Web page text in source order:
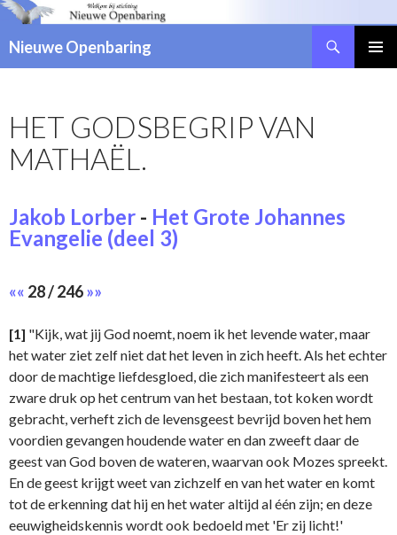
Nieuwe Openbaring
SPRINGEN
HET GODSBEGRIP VAN
MATHAËL.
Jakob Lorber - Het Grote Johannes
Evangelie (deel 3)
«« 28 / 246»»
[1] "Kijk, wat jij God noemt, noem ik het levende water, maar
het water ziet zelf niet dat het leven in zich heeft. Als het echter
door de machtige liefdesgloed, die zich manifesteert als een
zware druk op het centrum van het bestaan, tot koken wordt
gebracht, verheft zich de levensgeest bevrijd boven het hem
voordien gevangen houdende water en dan zweeft daar de
geest van God boven de wateren, waarvan ook Mozes spreekt.
En de geest krijgt weet van zichzelf en van het water en komt
tot de erkenning dat hij en het water altijd al één zijn; en deze
eeuwigheidskennis wordt ook bedoeld met 'Er zij licht!'